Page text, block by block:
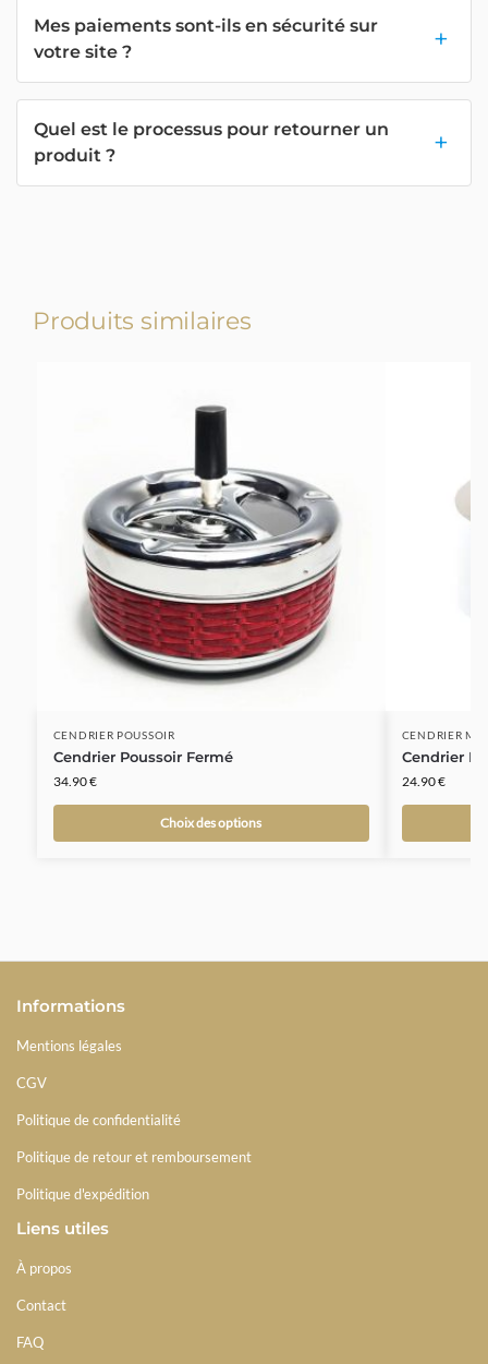
Mes paiements sont-ils en sécurité sur
votre site ?
Quel est le processus pour retourner un
produit ?
Produits similaires
CENDRIER POUSSOIR
Cendrier Poussoir Fermé
34.90€
Choix des options
CENDRIER
Cendrier
24.90€
Informations
Mentions légales
CGV
Politique de confidentialité
Politique de retour et remboursement
Politique d'expédition
Liens utiles
À propos
Contact
FAQ